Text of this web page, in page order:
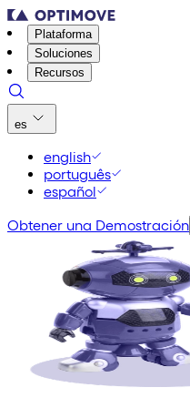
Plataforma
Soluciones
Recursos
es
english
português
español
Obtener una Demostración